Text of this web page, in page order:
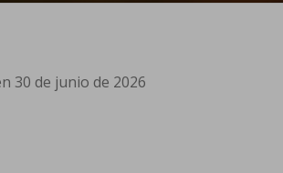
30 de junio de 2026